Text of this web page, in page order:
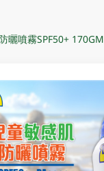
曬噴霧SPF50+ 170GM